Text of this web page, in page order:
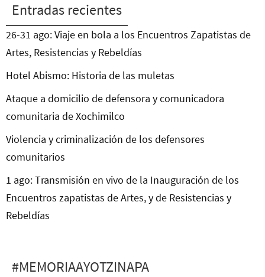
Entradas recientes
26-31 ago: Viaje en bola a los Encuentros Zapatistas de
Artes, Resistencias y Rebeldías
Hotel Abismo: Historia de las muletas
Ataque a domicilio de defensora y comunicadora
comunitaria de Xochimilco
Violencia y criminalización de los defensores
comunitarios
1 ago: Transmisión en vivo de la Inauguración de los
Encuentros zapatistas de Artes, y de Resistencias y
Rebeldías
#MEMORIAAYOTZINAPA